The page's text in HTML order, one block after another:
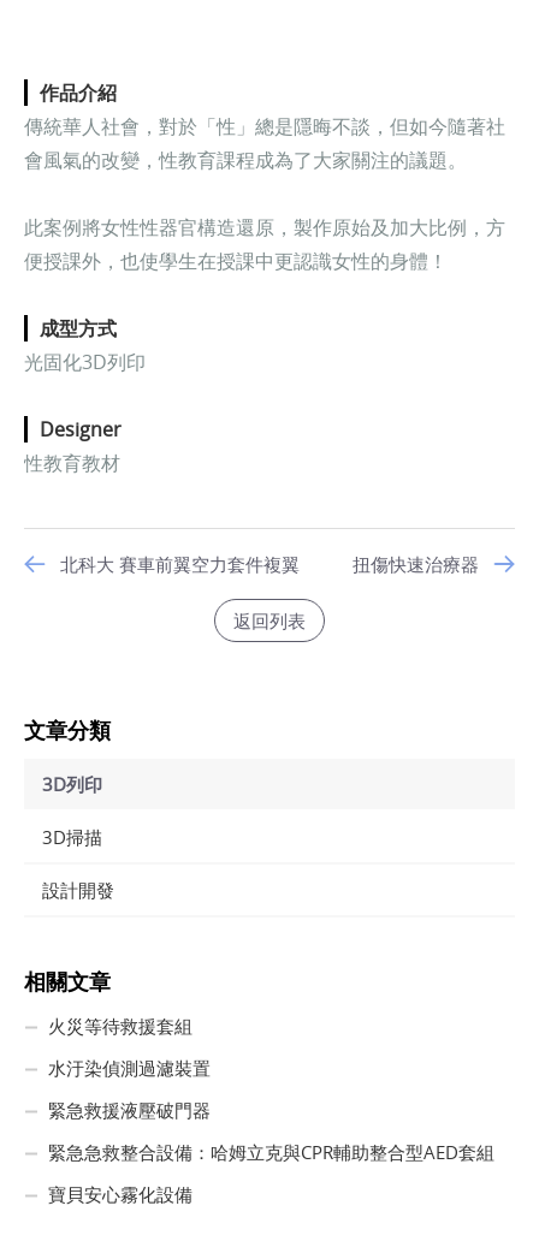
作品介紹
傳統華人社會，對於「性」總是隱晦不談， 但如今隨著社
會風氣的改變，性教育課程成為了大家關注的議題。
此案例將女性性器官構造還原，製作原始及加大比例，方
便授課外，也使學生在授課中更認識女性的身體！
成型方式
光固化3D列印
Designer
性教育教材
北科大 賽車前翼空力套件複翼 扭傷快速治療器
返回列表
文章分類
3D列印
3D掃描
設計開發
相關文章
火災等待救援套組
水汙染偵測過濾裝置
緊急救援液壓破門器
緊急急救整合設備：哈姆立克與CPR輔助整合型AED套組
寶貝安心霧化設備